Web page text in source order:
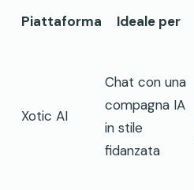
Piattaforma Ideale per
Xotic AI
Chat con una
compagna IA
in stile
fidanzata